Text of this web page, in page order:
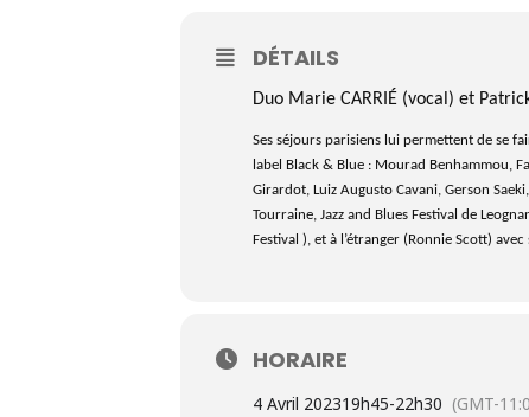
DÉTAILS
Duo Marie CARRIÉ (vocal) et
Ses séjours parisiens lui permettent de se
label Black & Blue : Mourad Benhammou,
Girardot, Luiz Augusto Cavani, Gerson
Tourraine, Jazz and Blues Festival de
Festival ), et à l’étranger (Ronnie Scott)
HORAIRE
4 Avril 202319h45-22h30 (GMT-